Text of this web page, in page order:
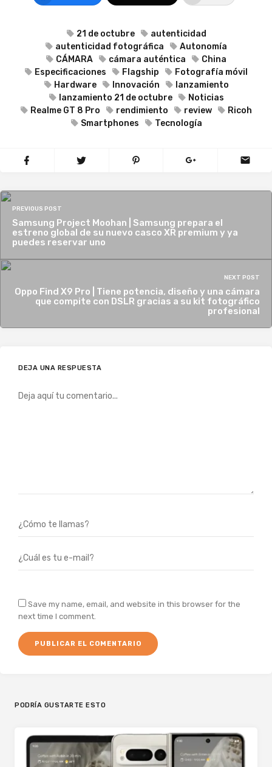
21 de octubre
autenticidad
autenticidad fotográfica
Autonomía
CÁMARA
cámara auténtica
China
Especificaciones
Flagship
Fotografía móvil
Hardware
Innovación
lanzamiento
lanzamiento 21 de octubre
Noticias
Realme GT 8 Pro
rendimiento review
Ricoh
Smartphones
Tecnología
PREVIOUS POST
Samsung Project Moohan | Samsung prepara el
estreno global de su nuevo casco XR premium y ya
puedes reservar uno
NEXT POST
Oppo Find X9 Pro | Tiene potencia, diseño y una cámara
que compite con DSLR gracias a su kit fotográfico
profesional
DEJA UNA RESPUESTA
Save my name, email, and website in this browser for the
next time I comment.
PODRÍA GUSTARTE ESTO